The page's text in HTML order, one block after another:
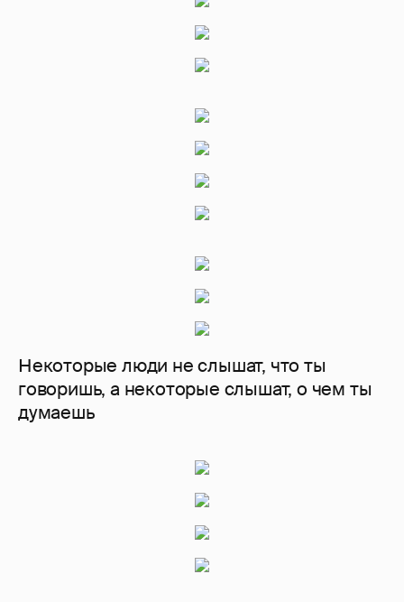
Некоторые люди не слышат, что ты
говоришь, а некоторые слышат, о чем ты
думаешь